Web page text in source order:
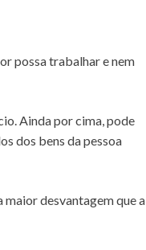
possa trabalhar e nem
Ainda por cima, pode
dos bens da pessoa
maior desvantagem que a